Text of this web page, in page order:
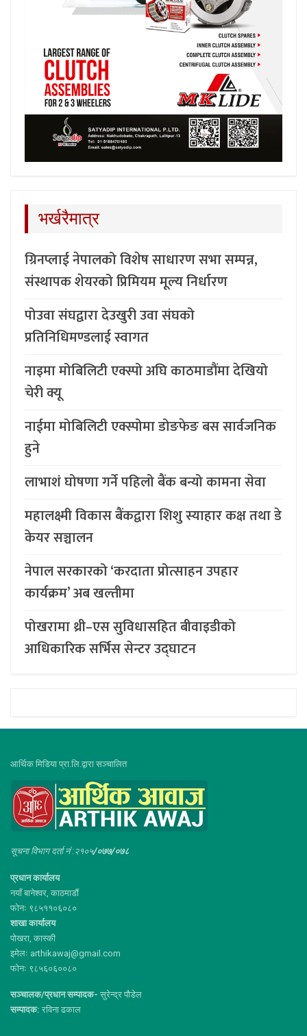
भर्खरैमात्र
ग्रिनप्लाई नेपालको विशेष साधारण सभा सम्पन्न,
संस्थापक शेयरको प्रिमियम मूल्य निर्धारण
पोउवा संघद्वारा देउखुरी उवा संघको
प्रतिनिधिमण्डलाई स्वागत
नाइमा मोबिलिटी एक्स्पो अघि काठमाडौंमा देखियो
चेरी क्यू
नाईमा मोबिलिटी एक्स्पोमा डोङफेङ बस सार्वजनिक
हुने
लाभाशं घोषणा गर्ने पहिलो बैंक बन्यो कामना सेवा
महालक्ष्मी विकास बैंकद्वारा शिशु स्याहार कक्ष तथा डे
केयर सञ्चालन
नेपाल सरकारको ‘करदाता प्रोत्साहन उपहार
कार्यक्रम’ अब खल्तीमा
पोखरामा थ्री–एस सुविधासहित बीवाइडीको
आधिकारिक सर्भिस सेन्टर उद्घाटन
आर्थिक मिडिया प्रा.लि.द्वारा सञ्चालित
सूचना विभाग दर्ता नं :२१०५/०७७/०७८
प्रधान कार्यालय
नयाँ बानेश्वर, काठमाडौं
फोनः ९८५११०६०८०
शाखा कार्यालय
पोखरा, कास्की
इमेलः arthikawaj@gmail.com
फोनः ९८५६०६००८०
सञ्चालक/प्रधान सम्पादक- सुरेन्द्र पौडेल
सम्पादक: रविना ढकाल